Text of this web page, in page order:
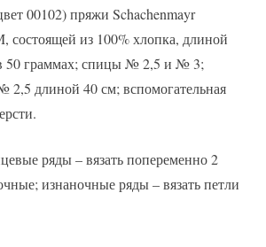
00102) пряжи Schachenmayr
из 100% хлопка, длиной
50 граммах; спицы № 2,5 и № 3;
длиной 40 см; вспомогательная
ряды – вязать попеременно 2
изнаночные ряды – вязать петли